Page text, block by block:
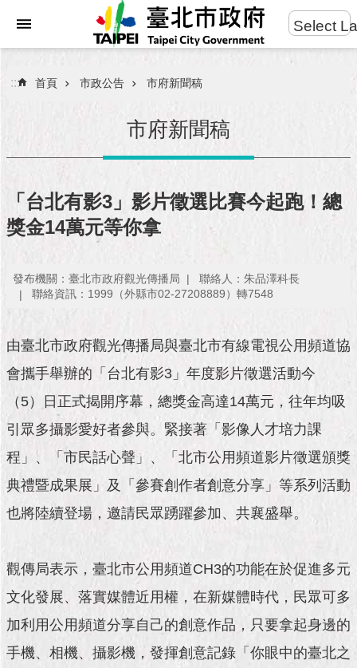
進
搜
民
服
務
府
團
隊
政
告
施
政
願
及
市
資
料
館
Select
::: 首頁 市政公告 市府新聞稿
市府新聞稿
「台北有影3」影片徵選比賽今起跑！總
獎金14萬元等你拿
發布機關：臺北市政府觀光傳播局
聯絡人：朱品澤科長
聯絡資訊：1999（外縣市02-27208889）轉7548
由臺北市政府觀光傳播局與臺北市有線電視公用頻道協
會攜手舉辦的「台北有影3」年度影片徵選活動今
（5）日正式揭開序幕，總獎金高達14萬元，往年均吸
引眾多攝影愛好者參與。緊接著「影像人才培力課
程」、「市民話心聲」、「北市公用頻道影片徵選頒獎
典禮暨成果展」及「參賽創作者創意分享」等系列活動
也將陸續登場，邀請民眾踴躍參加、共襄盛舉。
觀傳局表示，臺北市公用頻道CH3的功能在於促進多元
文化發展、落實媒體近用權，在新媒體時代，民眾可多
加利用公用頻道分享自己的創意作品，只要拿起身邊的
手機、相機、攝影機，發揮創意記錄「你眼中的臺北之